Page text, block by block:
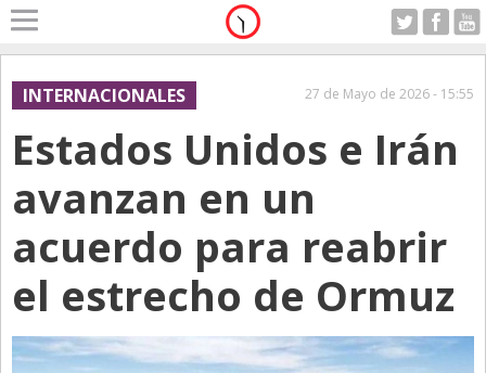
Home
A Motor
Alerta
Anticipo
Campo
Carrera & Emprendedores
Club House
Con Estilo
Jueves 06.08.2026
INTERNACIONALES 27 de Mayo de 2026 - 15:55
Estados Unidos e Irán
avanzan en un
acuerdo para reabrir
el estrecho de Ormuz